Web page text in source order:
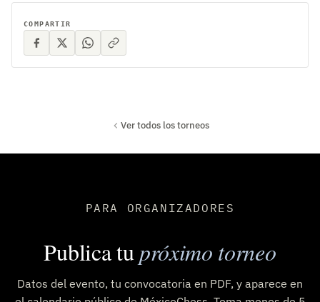
COMPARTIR
Ver todos los torneos
PARA ORGANIZADORES
Publica tupróximo torneo
Datos del evento, tu convocatoria en PDF, y aparece en